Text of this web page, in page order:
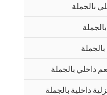
بالجملة
داخلي بالجملة
داخلية بالجملة